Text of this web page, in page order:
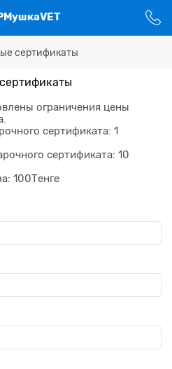
сертификаты
ограничения цены
сертификата: 1
сертификата: 10
100Tенге